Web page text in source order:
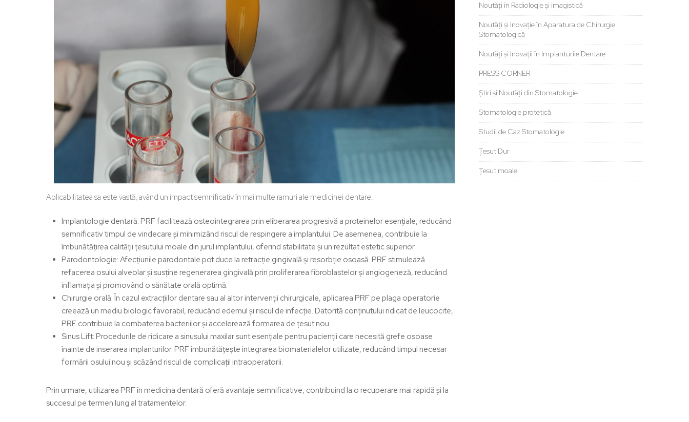
Aplicabilitatea sa este vastă, având un impact semnificativ în mai multe ramuri ale medicinei dentare:
Implantologie dentară: PRF facilitează osteointegrarea prin eliberarea progresivă a proteinelor esențiale, reducând
semnificativ timpul de vindecare și minimizând riscul de respingere a implantului. De asemenea, contribuie la
îmbunătățirea calității țesutului moale din jurul implantului, oferind stabilitate și un rezultat estetic superior.
Parodontologie: Afecțiunile parodontale pot duce la retracție gingivală și resorbție osoasă. PRF stimulează
refacerea osului alveolar și susține regenerarea gingivală prin proliferarea fibroblastelor și angiogeneză, reducând
inflamația și promovând o sănătate orală optimă.
Chirurgie orală: În cazul extracțiilor dentare sau al altor intervenții chirurgicale, aplicarea PRF pe plaga operatorie
creează un mediu biologic favorabil, reducând edemul și riscul de infecție. Datorită conținutului ridicat de leucocite,
PRF contribuie la combaterea bacteriilor și accelerează formarea de țesut nou.
Sinus Lift: Procedurile de ridicare a sinusului maxilar sunt esențiale pentru pacienții care necesită grefe osoase
înainte de inserarea implanturilor. PRF îmbunătățește integrarea biomaterialelor utilizate, reducând timpul necesar
formării osului nou și scăzând riscul de complicații intraoperatorii.
Prin urmare, utilizarea PRF în medicina dentară oferă avantaje semnificative, contribuind la o recuperare mai rapidă și la
succesul pe termen lung al tratamentelor.
Noutăți în Radiologie și imagistică
Noutăți și Inovație în Aparatura de Chirurgie
Stomatologică
Noutăți și Inovații în Implanturile Dentare
PRESS CORNER
Știri și Noutăți din Stomatologie
Stomatologie protetică
Studii de Caz Stomatologie
Țesut Dur
Țesut moale